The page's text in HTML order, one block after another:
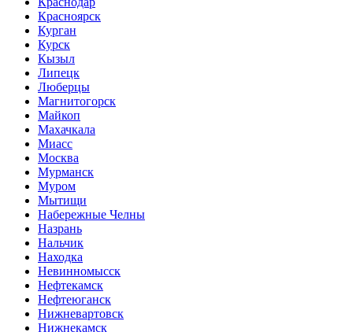
Красноярск
Курган
Курск
Кызыл
Липецк
Люберцы
Магнитогорск
Майкоп
Махачкала
Миасс
Москва
Мурманск
Муром
Мытищи
Набережные Челны
Назрань
Нальчик
Находка
Невинномысск
Нефтекамск
Нефтеюганск
Нижневартовск
Нижнекамск